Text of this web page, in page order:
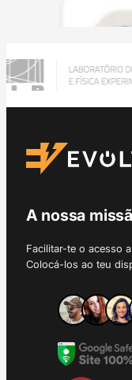
A nossa
Facilitar-te o acesso
Colocá-los ao teu